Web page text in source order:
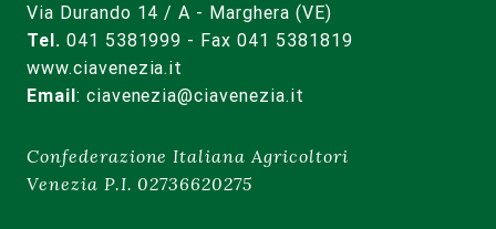
Via Durando 14 / A - Marghera (VE)
Tel. 041 5381999 - Fax 041 5381819
www.ciavenezia.it
Email: ciavenezia@ciavenezia.it
Confederazione Italiana Agricoltori
Venezia P.I. 02736620275